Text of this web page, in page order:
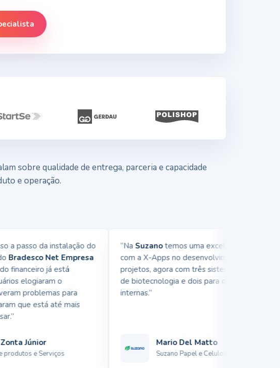
sobre qualidade de entrega, parceria e capacidade
e operação.
passo da instalação do
Net Empresa
já está
elogiaram o
problemas para
que está até mais
Júnior
e Serviços
“NaSuzanotemos uma excelente parceria
com a X-Apps no desenvolvimento de
projetos, agora com três sistemas na área
de biotecnologia e dois para demandas
internas.”
Mario Del Matto
Suzano Papel e Celulose